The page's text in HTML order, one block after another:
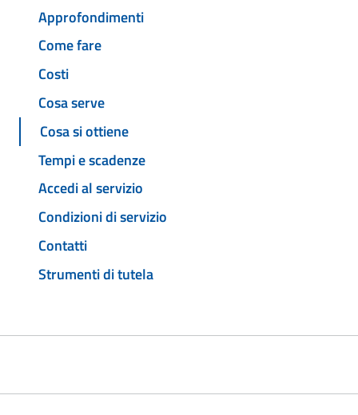
Approfondimenti
Come fare
Costi
Cosa serve
Cosa si ottiene
Tempi e scadenze
Accedi al servizio
Condizioni di servizio
Contatti
Strumenti di tutela